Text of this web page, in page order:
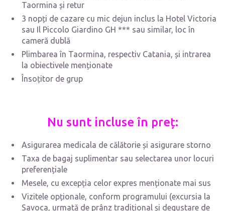
Taormina și retur
3 nopți de cazare cu mic dejun inclus la Hotel Victoria
sau Il Piccolo Giardino GH *** sau similar, loc în
cameră dublă
Plimbarea în Taormina, respectiv Catania, și intrarea
la obiectivele menționate
Însoțitor de grup
Nu sunt incluse în preț:
Asigurarea medicala de călătorie și asigurare storno
Taxa de bagaj suplimentar sau selectarea unor locuri
preferențiale
Mesele, cu excepția celor expres menționate mai sus
Vizitele opționale, conform programului (excursia la
Savoca, urmată de prânz tradițional și degustare de